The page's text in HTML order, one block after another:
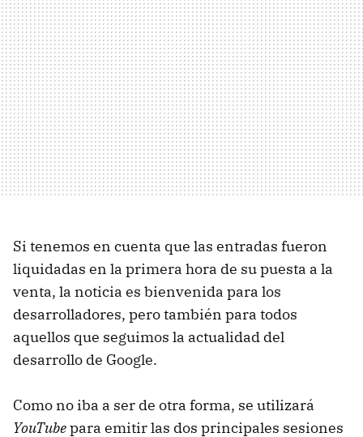
Si tenemos en cuenta que las entradas fueron
liquidadas en la primera hora de su puesta a la
venta, la noticia es bienvenida para los
desarrolladores, pero también para todos
aquellos que seguimos la actualidad del
desarrollo de Google.
Como no iba a ser de otra forma, se utilizará
YouTubepara emitir las dos principales sesiones